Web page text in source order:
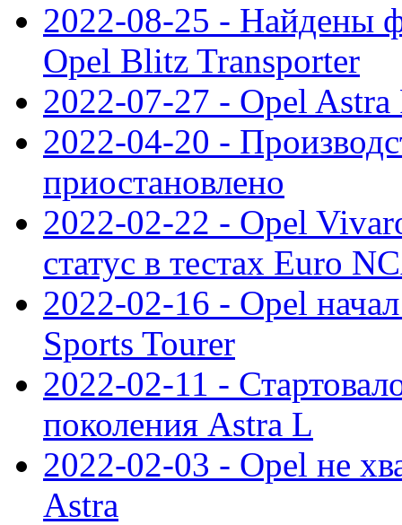
2022-08-25 - Найдены
Opel Blitz Transporter
2022-07-27 - Opel
2022-04-20 -
приостановлено
2022-02-22 - Opel
статус в тестах Euro
2022-02-16 - Opel
Sports Tourer
2022-02-11 -
поколения Astra L
2022-02-03 - Opel не
Astra